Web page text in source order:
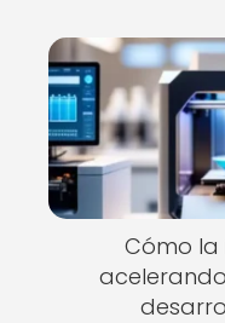
Cómo la